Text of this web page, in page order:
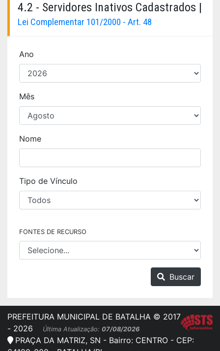
4.2 - Servidores Inativos Cadastrados |
Lei Complementar 101/2000 - Art. 48
Ano
Mês
Nome
Tipo de Vínculo
FONTES DE RECURSO
Buscar
PREFEITURA MUNICIPAL DE BATALHA © 2017
- 2026
Última Atualização: 07/08/2026
PRAÇA DA MATRIZ, SN - Bairro: CENTRO - CEP: